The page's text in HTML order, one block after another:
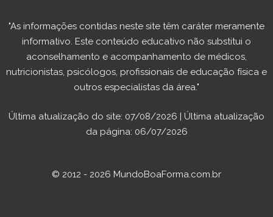
"As informações contidas neste site têm caráter meramente
informativo. Este conteúdo educativo não substitui o
aconselhamento e acompanhamento de médicos,
nutricionistas, psicólogos, profissionais de educação física e
outros especialistas da área."
Última atualização do site: 07/08/2026 | Última atualização
da página: 06/07/2026
© 2012 - 2026 MundoBoaForma.com.br